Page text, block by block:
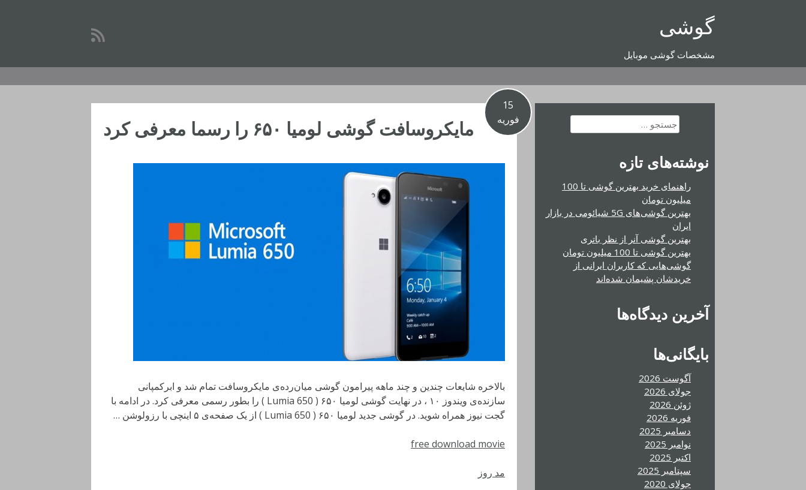
گوشی
مشخصات گوشی موبایل
15
فوریه
مایکروسافت گوشی لومیا ۶۵۰ را رسما معرفی کرد
بالاخره شایعات چندین و چند ماهه پیرامون گوشی میان‌رده‌ی مایکروسافت تمام شد و ابرکمپانی
سازنده‌ی ویندوز ۱۰ ، در نهایت گوشی لومیا ۶۵۰ ( Lumia 650 ) را بطور رسمی معرفی کرد. در ادامه با
گجت نیوز همراه شوید. در گوشی جدید لومیا ۶۵۰ ( Lumia 650 ) از یک صفحه‌ی ۵ اینچی با رزولوشن …
free download movie
مد روز
جستجو
برای:
نوشته‌های تازه
راهنمای خرید بهترین گوشی تا 100
میلیون تومان
بهترین گوشی‌های 5G شیائومی در بازار
ایران
بهترین گوشی آنر از نظر باتری
بهترین گوشی تا 100 میلیون تومان
گوشی‌هایی که کاربران ایرانی از
خریدشان پشیمان شده‌اند
آخرین دیدگاه‌ها
بایگانی‌ها
آگوست 2026
جولای 2026
ژوئن 2026
فوریه 2026
دسامبر 2025
نوامبر 2025
اکتبر 2025
سپتامبر 2025
جولای 2020